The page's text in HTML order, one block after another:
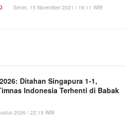
Senin, 15 November 2021 / 16:11 WIB
Ditahan Singapura 1-1,
Indonesia Terhenti di Babak
2026 / 22:15 WIB